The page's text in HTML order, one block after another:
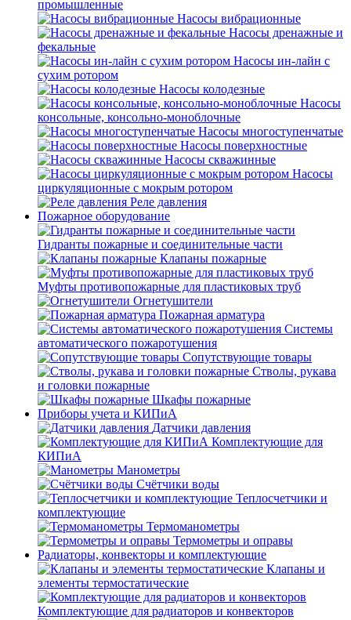
промышленные
Насосы вибрационные
Насосы дренажные и
фекальные
Насосы ин-лайн с
сухим ротором
Насосы колодезные
Насосы
консольные, консольно-моноблочные
Насосы многоступенчатые
Насосы поверхностные
Насосы скважинные
Насосы
циркуляционные с мокрым ротором
Реле давления
Пожарное оборудование
Гидранты пожарные и соединительные части
Клапаны пожарные
Муфты противопожарные для пластиковых труб
Огнетушители
Пожарная арматура
Системы
автоматического пожаротушения
Сопутствующие товары
Стволы, рукава
и головки пожарные
Шкафы пожарные
Приборы учета и КИПиА
Датчики давления
Комплектующие для
КИПиА
Манометры
Счётчики воды
Теплосчетчики и
комплектующие
Термоманометры
Термометры и оправы
Радиаторы, конвекторы и комплектующие
Клапаны и
элементы термостатические
Комплектующие для радиаторов и конвекторов